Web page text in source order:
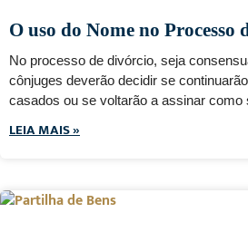
O uso do Nome no Processo
No processo de divórcio, seja
cônjuges deverão decidir se
casados ou se voltarão a assinar como
LEIA MAIS »